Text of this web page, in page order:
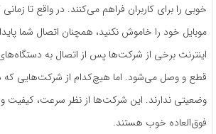
خوبی را برای کاربران فراهم می‌کنند. در واقع تا
موبایل خود را خاموش نکنید، همچنان اتصال شما
اینترنت برخی از شرکت‌ها پس از اتصال به
قطع و وصل می‌شود. اما هیچ‌کدام از شرکت‌هایی که
وضعیتی ندارند. این شرکت‌ها از نظر سرعت، کیفیت و
فوق‌العاده خوب هستند.